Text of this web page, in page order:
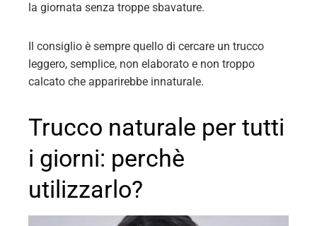
la giornata senza troppe sbavature.
Il consiglio è sempre quello di cercare un trucco
leggero, semplice, non elaborato e non troppo
calcato che apparirebbe innaturale.
Trucco naturale per tutti
i giorni: perchè
utilizzarlo?